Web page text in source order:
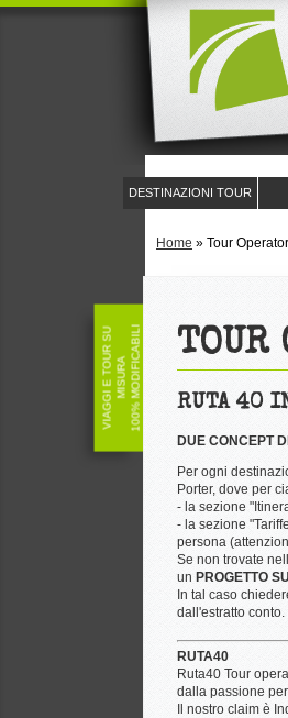
DESTINAZIONI TOUR
V
I
A
G
G
I
E
T
O
U
R
S
U
M
I
S
U
RA100% MODIFICABILI
Home » Tour Operator
TOUR
RUTA 40
DUE CONCEPT
Per ogni
Porter, dove per
- la sezione
- la sezione
persona
Se non trovate
un PROGETTO
In tal caso
dall'estratto conto.
RUTA40
Ruta40 Tour
dalla passione
Il nostro claim è